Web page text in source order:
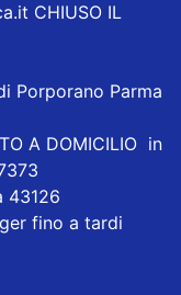
CHIUSO IL
Porporano Parma
A DOMICILIO in
43126
fino a tardi